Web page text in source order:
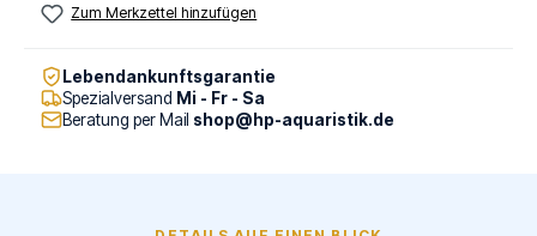
Zum Merkzettel hinzufügen
Lebendankunftsgarantie
Spezialversand Mi - Fr - Sa
Beratung per Mail shop@hp-aquaristik.de